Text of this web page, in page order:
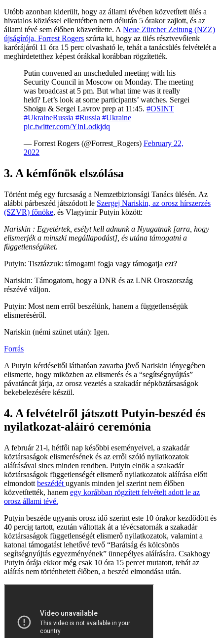
Utóbb azonban kiderült, hogy az állami tévében közvetített ülés a
hivatalos közléssel ellentétben nem délután 5 órakor zajlott, és az
állami tévé sem élőben közvetítette. ANeue Zürcher Zeitung (NZZ)
újságírója, Forrest Rogers szúrta ki, hogy az ülés résztvevőienk
karórájáról 11 óra 15 perc olvasható le, tehát a tanácsülés felvételét a
meghirdetetthez képest órákkal korábban rögzítették.
Putin convened an unscheduled meeting with his
Security Council in Moscow on Monday. The meeting
was broadcast at 5 pm. But what time was it really
held? Let’s look at some participants’ watches. Sergei
Shoigu & Sergei Lavrov prep at 11:45. #OSINT
#UkraineRussia #Russia #Ukraine
pic.twitter.com/YlnLodkjdq
— Forrest Rogers (@Forrest_Rogers) February 22,
2022
3. A kémfőnök elszólása
Történt még egy furcsaság a Nemzetbiztonsági Tanács ülésén. Az
alábbi párbeszéd játszódott le Szergej Nariskin, az orosz hírszerzés
(SZVR) főnöke, és Vlagyimir Putyin között:
Nariskin : Egyetértek, esélyt kell adnunk a Nyugatnak [arra, hogy
elismerjék a minszki megállapodást], és utána támogatni a
függetlenségüket.
Putyin: Tisztázzuk: támogatni fogja vagy támogatja ezt?
Nariskin: Támogatom, hogy a DNR és az LNR Oroszország
részévé váljon.
Putyin: Most nem erről beszélünk, hanem a függetlenségük
elismeréséről.
Nariskin (némi szünet után): Igen.
Forrás
A Putyin kérdéseitől láthatóan zavarba jövő Nariskin lényegében
elismerte, hogy miközben az elismerés és a “segítségnyújtás”
pávatáncát járja, az orosz vezetés a szakadár népköztársaságok
bekebelezésére készül.
4. A felvételről játszott Putyin-beszéd és
nyilatkozat-aláíró ceremónia
A február 21-i, hétfői nap későbbi eseményeivel, a szakadár
köztársaságok elismerésének és az erről szóló nyilatkozatok
aláírásával sincs minden rendben. Putyin elnök a szakadár
köztársaságok függetlenségét elismerő nyilatkozatok aláírása előtt
elmondott beszédét ugyanis minden jel szerint nem élőben
közvetítették, hanem egy korábban rögzített felvételt adott le az
orosz állami tévé.
Putyin beszéde ugyanis orosz idő szerint este 10 órakor kezdődött és
40 percig tartott, ezután váltottak át a tévécsatornák a szakadár
köztársaságok függetlenségét elismerő nyilatkozatok, valamint a
katonai támogatást lehetővé tevő “Barátság és kölcsönös
segítségnyújtás egyezményének” ünnepélyes aláírására. Csakhogy
Putyin órája ekkor még csak 10 óra 15 percet mutatott, tehát az
aláírás nem történhetett élőben, a beszéd elmondása után.